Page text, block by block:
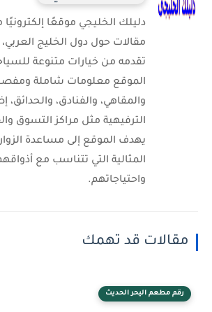
دليلك الخليجي موقعًا
مقالات حول دول الخليج العربي،
تقدمه من خيارات متنوعة
الموقع معلومات شاملة
والمقاهي، والفنادق،
الترفيهية مثل مراكز التسوق
يهدف الموقع إلى مساعدة
المثالية التي تتناسب مع
واحتياجاتهم.
مقالات قد تهمك
رقم مطعم اليحر الحديث